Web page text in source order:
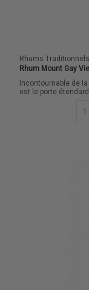
Rhums Traditionnels
Rhum Mount Gay
Incontournable de
est le porte